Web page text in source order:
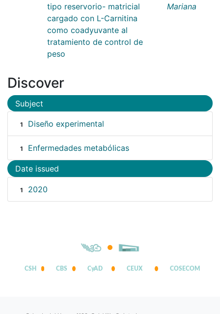
tipo reservorio- matricial
cargado con L-Carnitina
como coadyuvante al
tratamiento de control de
peso
Mariana
Discover
Subject
1 Diseño experimental
1 Enfermedades metabólicas
Date issued
1 2020
CSH CBS CyAD CEUX COSECOM